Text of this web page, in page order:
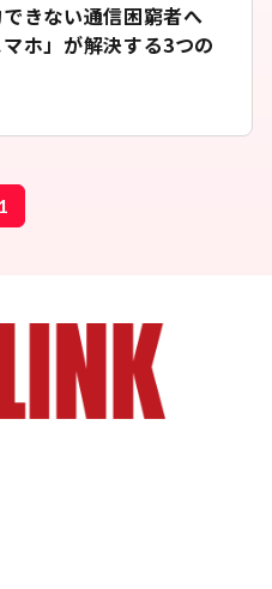
きない通信困窮者へ
ホ」が解決する3つの
1